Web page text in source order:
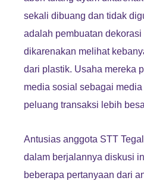
sekali dibuang dan tidak
adalah pembuatan
dikarenakan melihat
dari plastik. Usaha mereka
media sosial sebagai
peluang transaksi lebih
Antusias anggota STT
dalam berjalannya diskusi
beberapa pertanyaan dari